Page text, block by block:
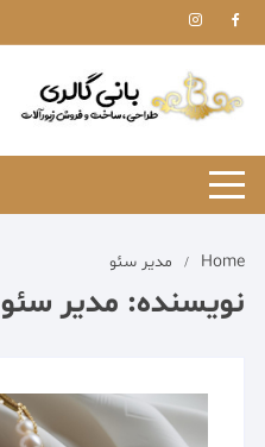
Skip
to
Home مدیر سئو
نویسنده: مدیر سئو